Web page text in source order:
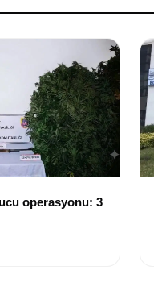
operasyonu: 3